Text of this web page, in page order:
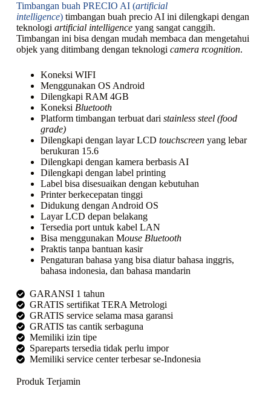
Timbangan buah PRECIO AI (artificial
intelligence)timbangan buah precio AI ini dilengkapi dengan
teknologi artificial intelligence yang sangat canggih.
Timbangan ini bisa dengan mudah membaca dan mengetahui
objek yang ditimbang dengan teknologi camera rcognition.
Koneksi WIFI
Menggunakan OS Android
Dilengkapi RAM 4GB
Koneksi Bluetooth
Platform timbangan terbuat dari stainless steel (food
grade)
Dilengkapi dengan layar LCD touchscreenyang lebar
berukuran 15.6
Dilengkapi dengan kamera berbasis AI
Dilengkapi dengan label printing
Label bisa disesuaikan dengan kebutuhan
Printer berkecepatan tinggi
Didukung dengan Android OS
Layar LCD depan belakang
Tersedia port untuk kabel LAN
Bisa menggunakan Mouse Bluetooth
Praktis tanpa bantuan kasir
Pengaturan bahasa yang bisa diatur bahasa inggris,
bahasa indonesia, dan bahasa mandarin
GARANSI 1 tahun
GRATIS sertifikat TERA Metrologi
GRATIS service selama masa garansi
GRATIS tas cantik serbaguna
Memiliki izin tipe
Spareparts tersedia tidak perlu impor
Memiliki service center terbesar se-Indonesia
Produk Terjamin